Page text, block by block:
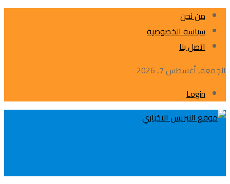
من نحن
سياسة الخصوصية
اتصل بنا
الجمعة, أغسطس 7, 2026
Login